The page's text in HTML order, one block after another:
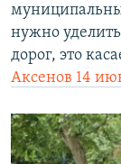
нужно
дорог, это
Аксенов 14